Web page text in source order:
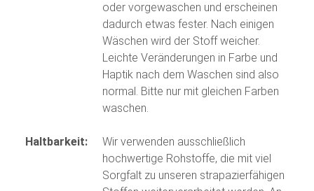
oder vorgewaschen und erscheinen
dadurch etwas fester. Nach einigen
Wäschen wird der Stoff weicher.
Leichte Veränderungen in Farbe und
Haptik nach dem Waschen sind also
normal. Bitte nur mit gleichen Farben
waschen.
Haltbarkeit:
Wir verwenden ausschließlich
hochwertige Rohstoffe, die mit viel
Sorgfalt zu unseren strapazierfähigen